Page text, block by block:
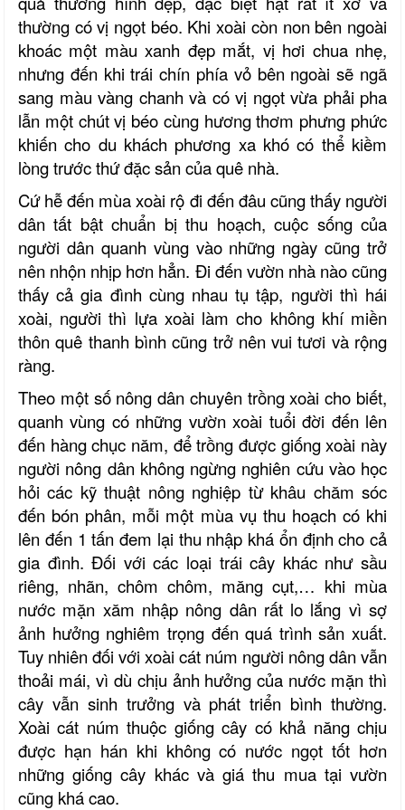
thường có vị ngọt béo. Khi xoài còn non bên ngoài
khoác một màu xanh đẹp mắt, vị hơi chua nhẹ,
nhưng đến khi trái chín phía vỏ bên ngoài sẽ ngã
sang màu vàng chanh và có vị ngọt vừa phải pha
lẫn một chút vị béo cùng hương thơm phưng phức
khiến cho du khách phương xa khó có thể kiềm
lòng trước thứ đặc sản của quê nhà.
Cứ hễ đến mùa xoài rộ đi đến đâu cũng thấy người
dân tất bật chuẩn bị thu hoạch, cuộc sống của
người dân quanh vùng vào những ngày cũng trở
nên nhộn nhịp hơn hẳn. Đi đến vườn nhà nào cũng
thấy cả gia đình cùng nhau tụ tập, người thì hái
xoài, người thì lựa xoài làm cho không khí miền
thôn quê thanh bình cũng trở nên vui tươi và rộng
ràng.
Theo một số nông dân chuyên trồng xoài cho biết,
quanh vùng có những vườn xoài tuổi đời đến lên
đến hàng chục năm, để trồng được giống xoài này
người nông dân không ngừng nghiên cứu vào học
hỏi các kỹ thuật nông nghiệp từ khâu chăm sóc
đến bón phân, mỗi một mùa vụ thu hoạch có khi
lên đến 1 tấn đem lại thu nhập khá ổn định cho cả
gia đình. Đối với các loại trái cây khác như sầu
riêng, nhãn, chôm chôm, măng cụt,… khi mùa
nước mặn xăm nhập nông dân rất lo lắng vì sợ
ảnh hưởng nghiêm trọng đến quá trình sản xuất.
Tuy nhiên đối với xoài cát núm người nông dân vẫn
thoải mái, vì dù chịu ảnh hưởng của nước mặn thì
cây vẫn sinh trưởng và phát triển bình thường.
Xoài cát núm thuộc giống cây có khả năng chịu
được hạn hán khi không có nước ngọt tốt hơn
những giống cây khác và giá thu mua tại vườn
cũng khá cao.